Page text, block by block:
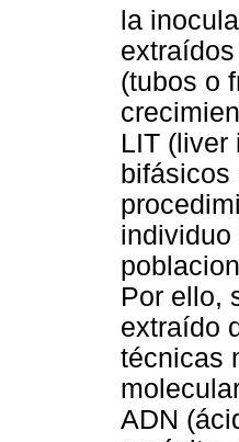
la
(tubos o
LIT (liver
bifásicos
individuo
Por ello,
extraído
técnicas
ADN